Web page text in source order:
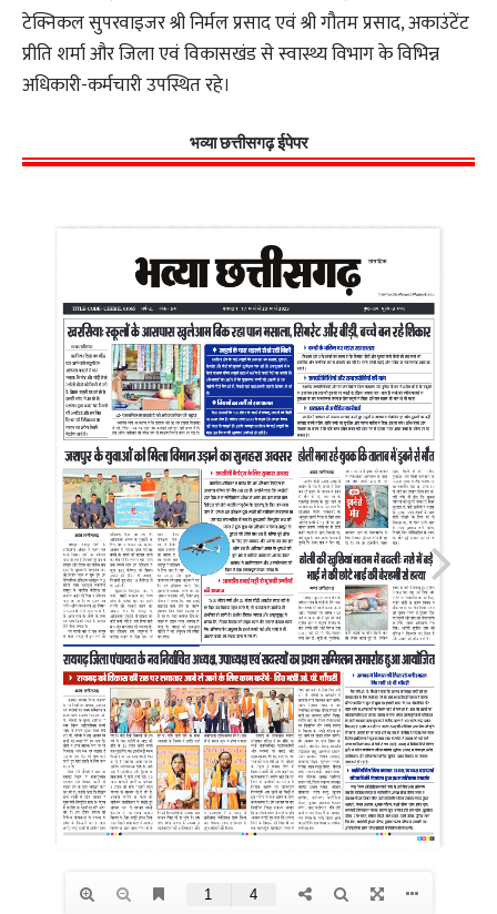
टेक्निकल सुपरवाइजर श्री निर्मल प्रसाद एवं श्री गौतम प्रसाद, अकाउंटेंट
प्रीति शर्मा और जिला एवं विकासखंड से स्वास्थ्य विभाग के विभिन्न
अधिकारी-कर्मचारी उपस्थित रहे।
भव्या छत्तीसगढ़ ईपेपर